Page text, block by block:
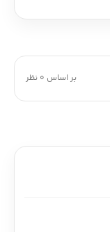
بر اساس 0 نظر